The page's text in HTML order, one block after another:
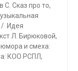
С. Сказ про то,
/ Идея
Л. Бирюковой,
и смеха:
КОО РСПЛ,